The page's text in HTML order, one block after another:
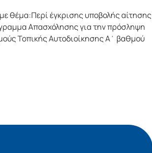
θέμα:Περί έγκρισης υποβολής αίτησης
Απασχόλησης για την πρόσληψη
Τοπικής Αυτοδιοίκησης Α΄ βαθμού